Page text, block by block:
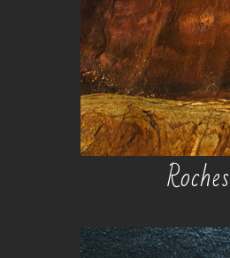
Roches